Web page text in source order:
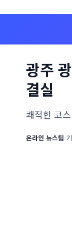
광주
결실
쾌적한 코
온라인 뉴스팀